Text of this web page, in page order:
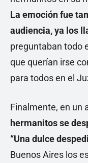
La emoción fue
audiencia, ya los
preguntaban todo
que querían irse
para todos en el
Finalmente, en un
hermanitos se
“Una dulce
Buenos Aires los